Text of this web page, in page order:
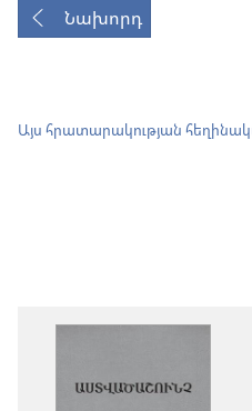
Նախորդ
Այս հրատարակության